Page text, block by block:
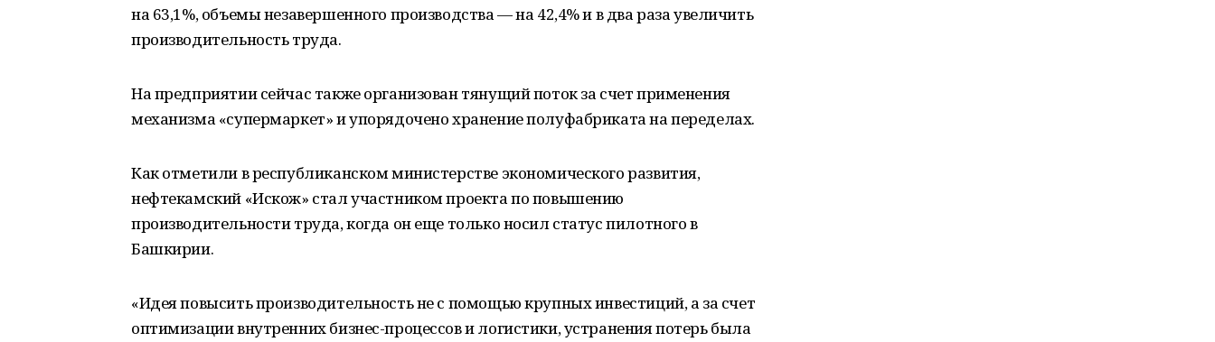
на 63,1%, объемы незавершенного производства — на 42,4% и в два раза увеличить
производительность труда.
На предприятии сейчас также организован тянущий поток за счет применения
механизма «супермаркет» и упорядочено хранение полуфабриката на переделах.
Как отметили в республиканском министерстве экономического развития,
нефтекамский «Искож» стал участником проекта по повышению
производительности труда, когда он еще только носил статус пилотного в
Башкирии.
«Идея повысить производительность не с помощью крупных инвестиций, а за счет
оптимизации внутренних бизнес-процессов и логистики, устранения потерь была